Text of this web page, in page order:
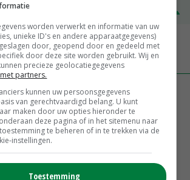
MEER MARKTPRIJZEN
A-ware en Amalthea gaat
voor meer balans’
16:01
vraag naar geitenzuivel blijft
Nederland in Europese top
15:33
worden verwerkt en informatie van uw
unieke ID's en andere apparaatgegevens)
door, geopend door en gedeeld met
door deze site worden gebruikt. Wij en
precieze geolocatiegegevens
partners.
kunnen uw persoonsgegevens
van gerechtvaardigd belang. U kunt
maken door uw opties hieronder te
deze pagina of in het sitemenu naar
te beheren of in te trekken via de
instellingen.
Toestemming